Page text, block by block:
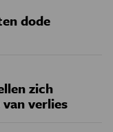
dode
zich
verlies